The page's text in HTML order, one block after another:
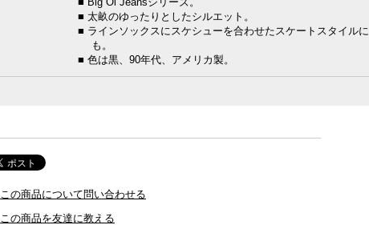
■ 太畝のゆったりとしたシルエット。
■ ラインソックスにスケシューを合わせたスケートスタイルに
も。
■ 色は黒、90年代、アメリカ製。
この商品について問い合わせる
この商品を友達に教える